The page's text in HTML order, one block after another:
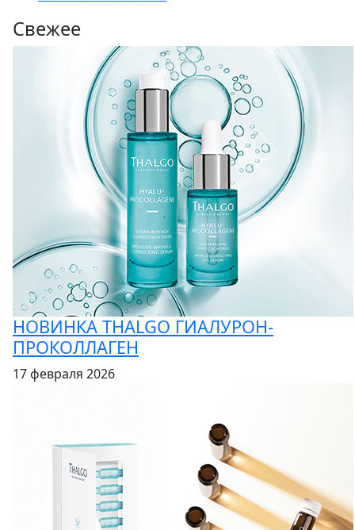
Свежее
НОВИНКА THALGO ГИАЛУРОН-
ПРОКОЛЛАГЕН
17 февраля 2026